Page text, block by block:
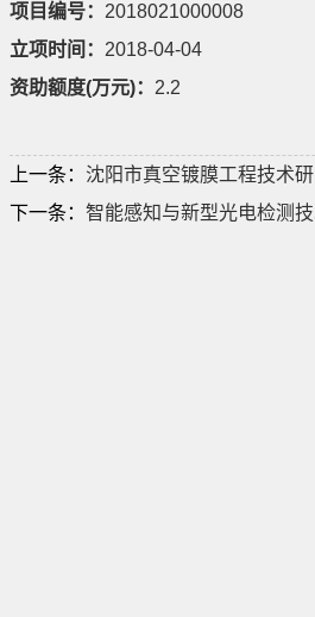
项目编号： 2018021000008
立项时间： 2018-04-04
资助额度(万元)： 2.2
上一条： 沈阳市真空镀膜工程技术
下一条： 智能感知与新型光电检测